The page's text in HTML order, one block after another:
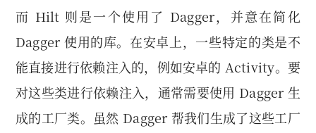
而 Hilt 则是一个使用了 Dagger，并意在简化
Dagger 使用的库。在安卓上，一些特定的类是不
能直接进行依赖注入的，例如安卓的 Activity。要
对这些类进行依赖注入，通常需要使用 Dagger 生
成的工厂类。虽然 Dagger 帮我们生成了这些工厂